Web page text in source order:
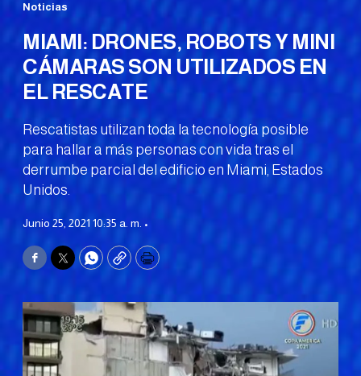
Noticias
MIAMI: DRONES, ROBOTS Y MINI
CÁMARAS SON UTILIZADOS EN
EL RESCATE
Rescatistas utilizan toda la tecnología posible
para hallar a más personas con vida tras el
derrumbe parcial del edificio en Miami, Estados
Unidos.
Junio 25, 2021 10:35 a. m. •
Facebook
TwitterWhatsApp
CopyPrint